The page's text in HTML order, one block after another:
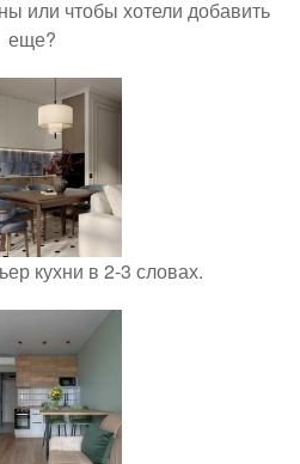
или чтобы хотели добавить
еще?
кухни в 2-3 словах.